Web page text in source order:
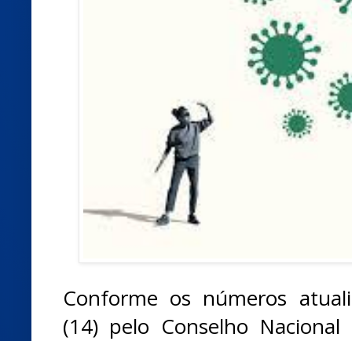
Conforme os números
(14) pelo Conselho